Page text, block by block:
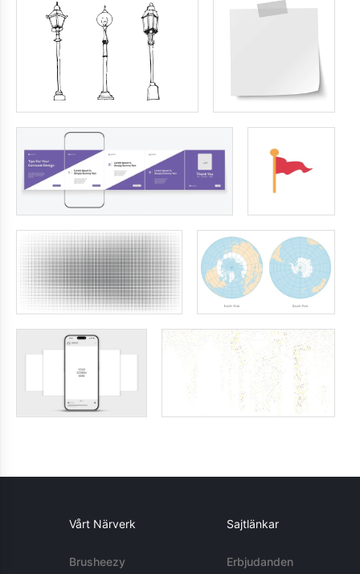
Vårt Närverk
Brusheezy
Sajtlänkar
Erbjudanden